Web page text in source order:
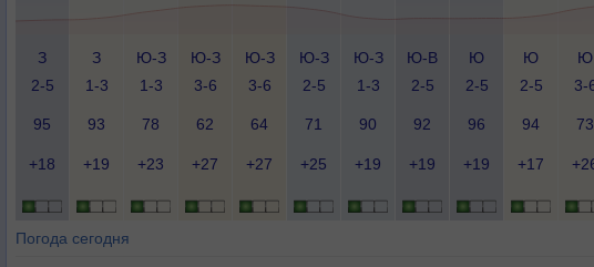
З
2-5
З
1-3
Ю-З
1-3
Ю-З
3-6
Ю-З
3-6
Ю-З
2-5
Ю-З
1-3
Ю-В
2-5
Ю
2-5
Ю
2-5
Ю
3-
95 93 78 62 64 71 90 92 96 94 73
+18 +19 +23 +27 +27 +25 +19 +19 +19 +17
Погода сегодня